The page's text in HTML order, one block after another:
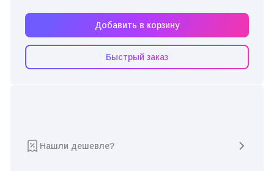
Добавить в корзину
Быстрый заказ
Нашли дешевле?